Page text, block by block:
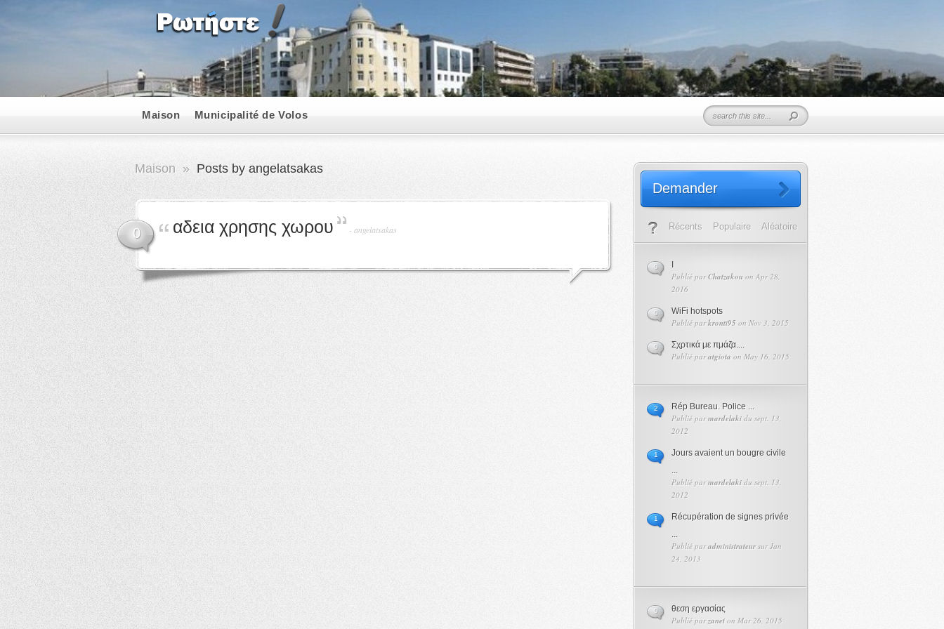
Maison Municipalité de Volos
Maison » Posts by angelatsakas
0 αδεια χρησης χωρου - angelatsakas
Demander
Récents Populaire Aléatoire
Publié parChatzakou on Apr 28,
2016
0
WiFi hotspots
Publié parkronti95 on Nov 3, 2015
0
Σχρτικά με πμάζα....
Publié paratgiota on May 16, 2015
0
Rép Bureau. Police ...
Publié parmardelaki du sept. 13,
2012
2
Jours avaient un bougre civile
...
Publié parmardelaki du sept. 13,
2012
1
Récupération de signes privée
...
Publié paradministrateur sur Jan
24, 2013
1
θεση εργασίας
Publié parzanet on Mar 26, 2015
0